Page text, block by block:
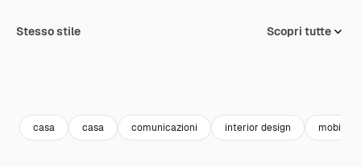
Stesso stile Scopri tutte
casa casa comunicazioni interior design mobile